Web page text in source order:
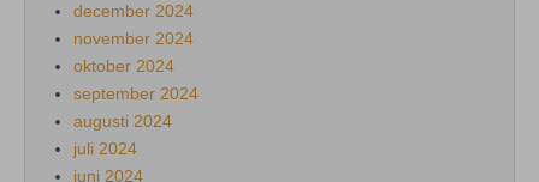
december 2024
november 2024
oktober 2024
september 2024
augusti 2024
juli 2024
juni 2024